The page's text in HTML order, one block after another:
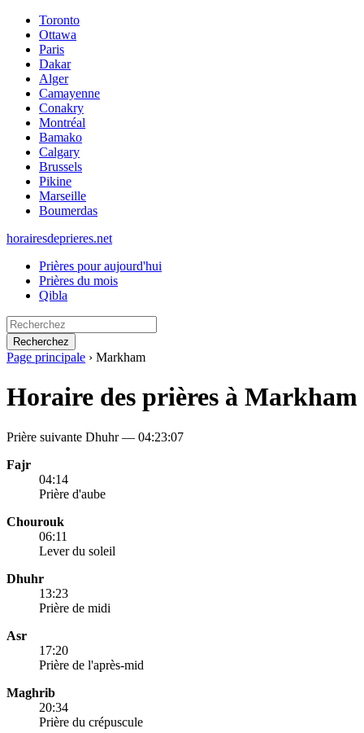
Toronto
Ottawa
Paris
Dakar
Alger
Camayenne
Conakry
Montréal
Bamako
Calgary
Brussels
Pikine
Marseille
Boumerdas
horairesdeprieres.net
Prières pour aujourd'hui
Prières du mois
Qibla
Recherchez
Page principale › Markham
Horaire des prières à Markham
Prière suivante Dhuhr — 04:23:07
Fajr
04:14
Prière d'aube
Chourouk
06:11
Lever du soleil
Dhuhr
13:23
Prière de midi
Asr
17:20
Prière de l'après-mid
Maghrib
20:34
Prière du crépuscule